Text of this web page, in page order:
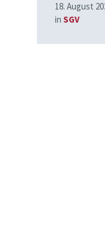
18. August
in SGV